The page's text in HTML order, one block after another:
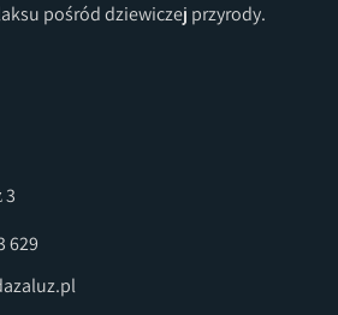
pośród dziewiczej przyrody.
3
629